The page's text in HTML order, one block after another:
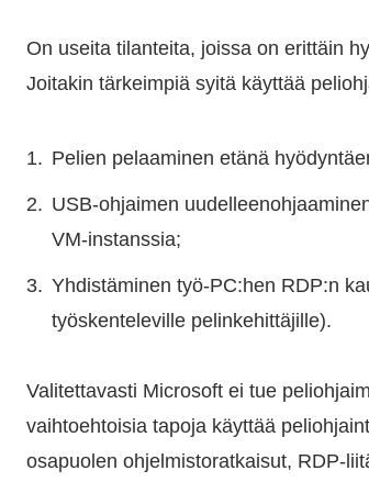
On useita tilanteita, joissa on erittäin
Joitakin tärkeimpiä syitä käyttää
Pelien pelaaminen etänä
USB-ohjaimen
VM-instanssia;
Yhdistäminen työ-PC:hen RDP:n
työskenteleville pelinkehittäjille).
Valitettavasti Microsoft ei tue
vaihtoehtoisia tapoja käyttää
osapuolen ohjelmistoratkaisut, RDP-